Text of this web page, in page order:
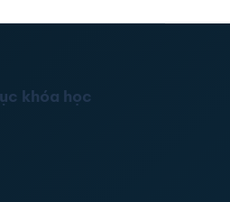
khóa học